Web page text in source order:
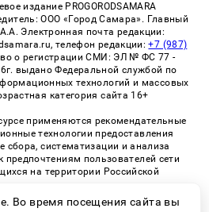
издание PROGORODSAMARA
ООО «Город Самара». Главный
Электронная почта редакции:
телефон редакции:+7 (987)
о регистрации СМИ: ЭЛ № ФС 77 -
выдано Федеральной службой по
технологий и массовых
категория сайта 16+
применяются рекомендательные
технологии предоставления
сбора, систематизации и анализа
предпочтениям пользователей сети
на территории Российской
применения рекомендательных
обменной сети
«СМИ2» (PDF)
Во время посещения сайта вы